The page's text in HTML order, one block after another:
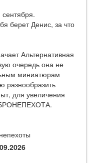
берет Денис, за что
Альтернативная
очередь она не
миниатюрам
для увеличения
БРОНЕПЕХОТА.